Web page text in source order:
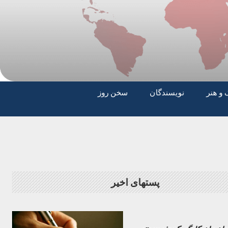
و هنر نویسندگان
سخن روز
پستهای اخیر